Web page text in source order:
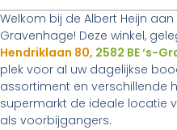
Welkom bij de Albert Heijn
Gravenhage! Deze winkel,
Hendriklaan 80, 2582 BE ‘s-
plek voor al uw dagelijkse
assortiment en verschillende
supermarkt de ideale locatie
als voorbijgangers.